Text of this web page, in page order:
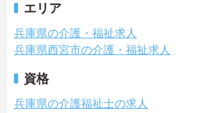
エリア
兵庫県の介護・福祉求人
兵庫県西宮市の介護・福祉求人
資格
兵庫県の介護福祉士の求人